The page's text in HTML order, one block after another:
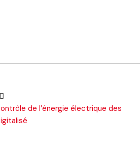
de l’énergie électrique des